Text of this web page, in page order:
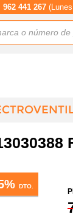
962 441 267
DTO.